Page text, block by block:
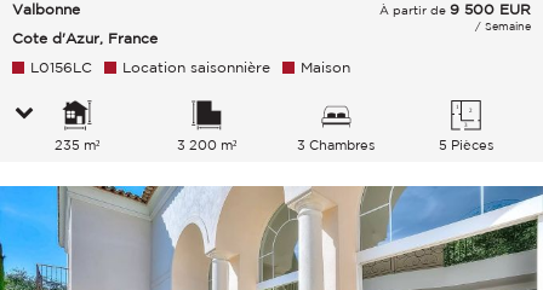
Valbonne
Cote d'Azur, France
À partir de 9 500 EUR
/ Semaine
L0156LC Location saisonnière Maison
235 m² 3 200 m² 3 Chambres 5 Pièces